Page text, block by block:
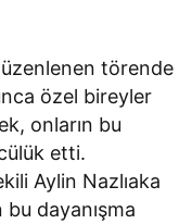
törende
özel bireyler
onların bu
etti.
Aylin Nazlıaka
bu dayanışma